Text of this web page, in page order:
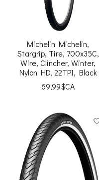
Michelin Michelin,
Stargrip, Tire, 700x35C,
Wire, Clincher, Winter,
Nylon HD, 22TPI, Black
69,99$CA